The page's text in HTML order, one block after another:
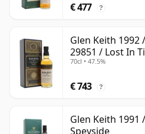
€ 477 ?
Glen Keith 1992
29851 / Lost In
70cl • 47.5%
€ 743 ?
Glen Keith 1991
Speyside